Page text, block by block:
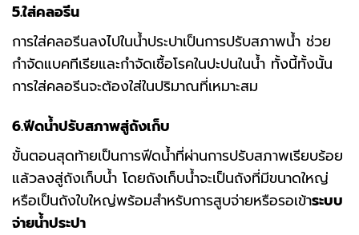
5.ใส่คลอรีน
การใส่คลอรีนลงไปในน้ำประปาเป็นการปรับสภาพน้ำ ช่วย
กำจัดแบคทีเรียและกำจัดเชื้อโรคในปะปนในน้ำ ทั้งนี้ทั้งนั้น
การใส่คลอรีนจะต้องใส่ในปริมาณที่เหมาะสม
6.ฟีดน้ำปรับสภาพสู่ถังเก็บ
ขั้นตอนสุดท้ายเป็นการฟีดน้ำที่ผ่านการปรับสภาพเรียบร้อย
แล้วลงสู่ถังเก็บน้ำ โดยถังเก็บน้ำจะเป็นถังที่มีขนาดใหญ่
หรือเป็นถังใบใหญ่พร้อมสำหรับการสูบจ่ายหรือรอเข้าระบบ
จ่ายน้ำประปา